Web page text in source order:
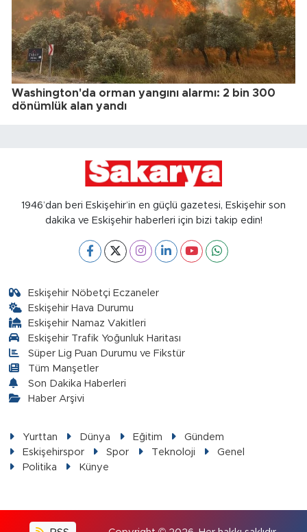
Washington'da orman yangını alarmı: 2 bin 300
dönümlük alan yandı
1946’dan beri Eskişehir’in en güçlü gazetesi, Eskişehir son
dakika ve Eskişehir haberleri için bizi takip edin!
Eskişehir Nöbetçi Eczaneler
Eskişehir Hava Durumu
Eskişehir Namaz Vakitleri
Eskişehir Trafik Yoğunluk Haritası
Süper Lig Puan Durumu ve Fikstür
Tüm Manşetler
Son Dakika Haberleri
Haber Arşivi
Yurttan Dünya Eğitim
Gündem
Eskişehirspor
Spor Teknoloji
Genel
Politika
Künye